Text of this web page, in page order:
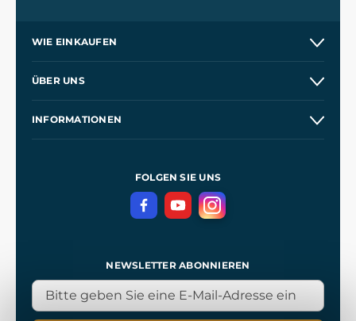
WIE EINKAUFEN
Kontakt
ÜBER UNS
INFORMATIONEN
DatenschutzerklärungFOLGEN SIE UNS
NEWSLETTER ABONNIEREN